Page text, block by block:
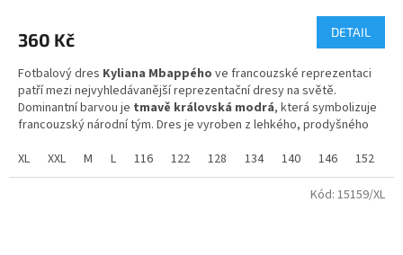
je
z
5
hvězdiček.
360 Kč DETAIL
Fotbalový dres Kyliana Mbappého ve francouzské reprezentaci
patří mezi nejvyhledávanější reprezentační dresy na světě.
Dominantní barvou je tmavě královská modrá, která symbolizuje
francouzský národní tým. Dres je vyroben z lehkého, prodyšného
maximální komfort při sportu i běžném nošení.
XL XXL M L 116 122 128 134 140 146 152
Kód: 15159/XL